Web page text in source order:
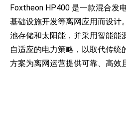
Foxtheon HP400 是一款混合发
基础设施开发等离网应用而设计
池存储和太阳能，并采用智能能
自适应的电力策略，以取代传统
方案为离网运营提供可靠、高效